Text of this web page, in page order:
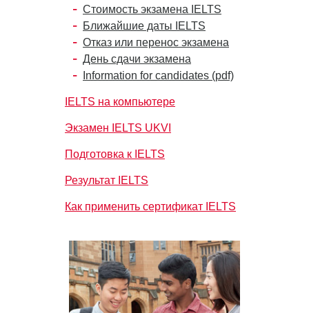
Стоимость экзамена IELTS
Ближайшие даты IELTS
Отказ или перенос экзамена
День сдачи экзамена
Information for candidates (pdf)
IELTS на компьютере
Экзамен IELTS UKVI
Подготовка к IELTS
Результат IELTS
Как применить сертификат IELTS